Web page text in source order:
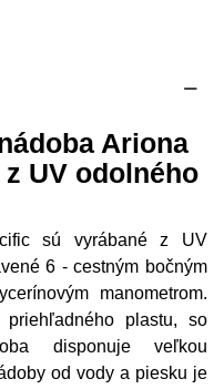
Ariona
UV odolného
sú vyrábané z UV
6 - cestným bočným
manometrom.
plastu, so
disponuje veľkou
od vody a piesku je